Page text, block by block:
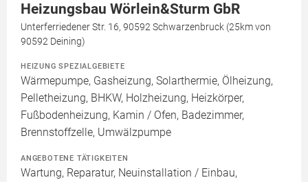
Heizungsbau Wörlein&Sturm GbR
Unterferriedener Str. 16, 90592 Schwarzenbruck (25km von
90592 Deining)
HEIZUNG SPEZIALGEBIETE
Wärmepumpe, Gasheizung, Solarthermie, Ölheizung,
Pelletheizung, BHKW, Holzheizung, Heizkörper,
Fußbodenheizung, Kamin / Ofen, Badezimmer,
Brennstoffzelle, Umwälzpumpe
ANGEBOTENE TÄTIGKEITEN
Wartung, Reparatur, Neuinstallation / Einbau,